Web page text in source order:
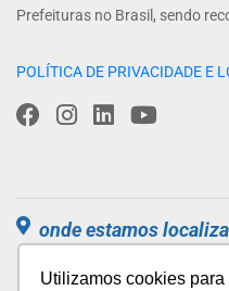
Utilizamos cookies
Prefeituras no Brasil, sendo
POLÍTICA DE PRIVACIDADE E
onde estamos
Parque Tecnológico